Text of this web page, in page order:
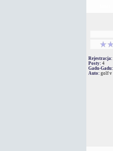
Rejestracja:
Posty: 4
Gadu-Gadu:
Auto: golf v